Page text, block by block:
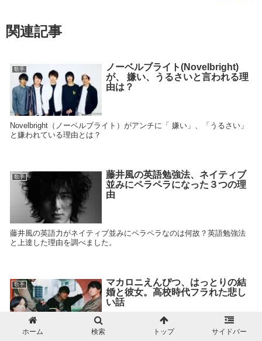
関連記事
歌手
ノーベルブライト(Novelbright)
が、 嫌い、うるさいと言われる理
由は？
Novelbright（ノーベルブライト）がアンチに「 嫌い」、「うるさい」
と嫌われている理由とは？
歌手
藤井風の英語勉強法、ネイティブ
並みにペラペラになった３つの理
由
藤井風の英語力がネイティブ並みにペラペラなのは何故？英語勉強法
と上達した理由を調べました。
歌手
マカロニえんぴつ、はっとりの結
婚と彼女。高校時代フラれた悲し
い話
ホーム 検索 トップ サイドバー